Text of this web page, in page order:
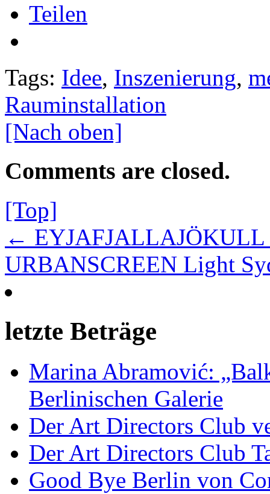
Teilen
Tags: Idee, Inszenierung,
Rauminstallation
[Nach oben]
Comments are closed.
[Top]
← EYJAFJALLAJÖKULL
URBANSCREEN Light
letzte Beträge
Marina Abramović:
Berlinischen Galerie
Der Art Directors Club
Der Art Directors Club
Good Bye Berlin von